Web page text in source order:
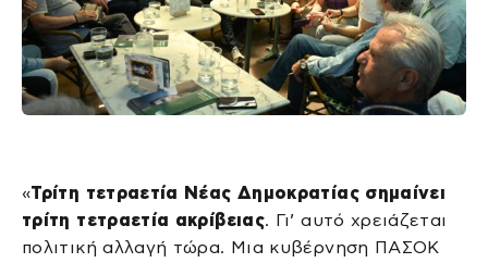
«Τρίτη τετραετία Νέας Δημοκρατίας σημαίνει
τρίτη τετραετία ακρίβειας. Γι’ αυτό χρειάζεται
πολιτική αλλαγή τώρα. Μια κυβέρνηση ΠΑΣΟΚ